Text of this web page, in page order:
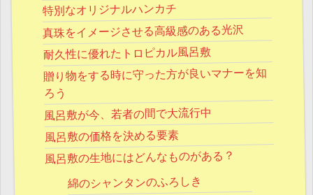
特別なオリジナルハンカチ
真珠をイメージさせる高級感のある光沢
耐久性に優れたトロピカル風呂敷
贈り物をする時に守った方が良いマナーを知
ろう
風呂敷が今、若者の間で大流行中
風呂敷の価格を決める要素
風呂敷の生地にはどんなものがある？
綿のシャンタンのふろしき